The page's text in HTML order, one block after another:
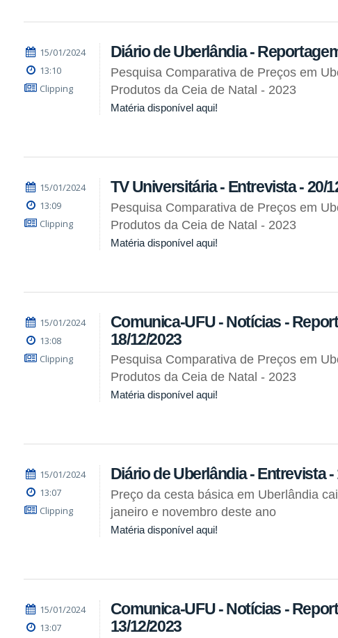
15/01/2024
13:10
Clipping
Diário de Uberlândia -
Pesquisa Comparativa de Preços em
Produtos da Ceia de Natal - 2023
Matéria disponível aqui!
15/01/2024
13:09
Clipping
TV Universitária - Entrevista - 20/
Pesquisa Comparativa de Preços em
Produtos da Ceia de Natal - 2023
Matéria disponível aqui!
15/01/2024
13:08
Clipping
Comunica-UFU - Notícias -
18/12/2023
Pesquisa Comparativa de Preços em
Produtos da Ceia de Natal - 2023
Matéria disponível aqui!
15/01/2024
13:07
Clipping
Diário de Uberlândia - Entrevista -
Preço da cesta básica em Uberlândia
janeiro e novembro deste ano
Matéria disponível aqui!
15/01/2024
13:07
Comunica-UFU - Notícias -
13/12/2023